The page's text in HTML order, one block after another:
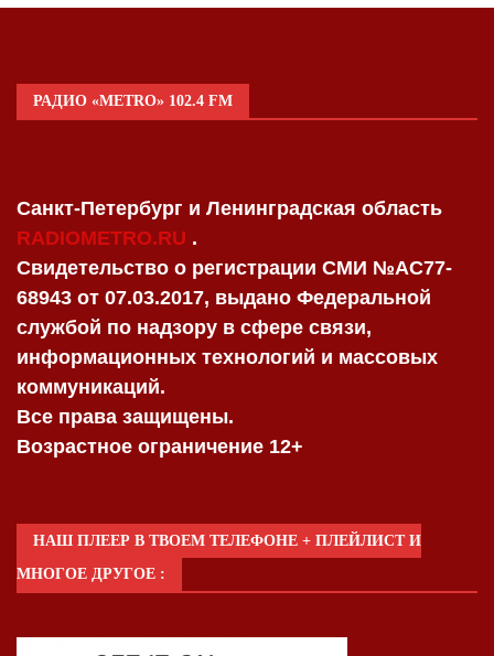
РАДИО «METRO» 102.4 FM
Санкт-Петербург и Ленинградская область
RADIOMETRO.RU .
Свидетельство о регистрации СМИ №AC77-
68943 от 07.03.2017, выдано Федеральной
службой по надзору в сфере связи,
информационных технологий и массовых
коммуникаций.
Все права защищены.
Возрастное ограничение 12+
НАШ ПЛЕЕР В ТВОЕМ ТЕЛЕФОНЕ + ПЛЕЙЛИСТ И
МНОГОЕ ДРУГОЕ :